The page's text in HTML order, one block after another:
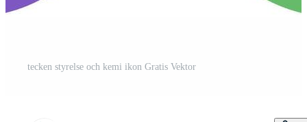
tecken styrelse och kemi ikon Gratis Vektor